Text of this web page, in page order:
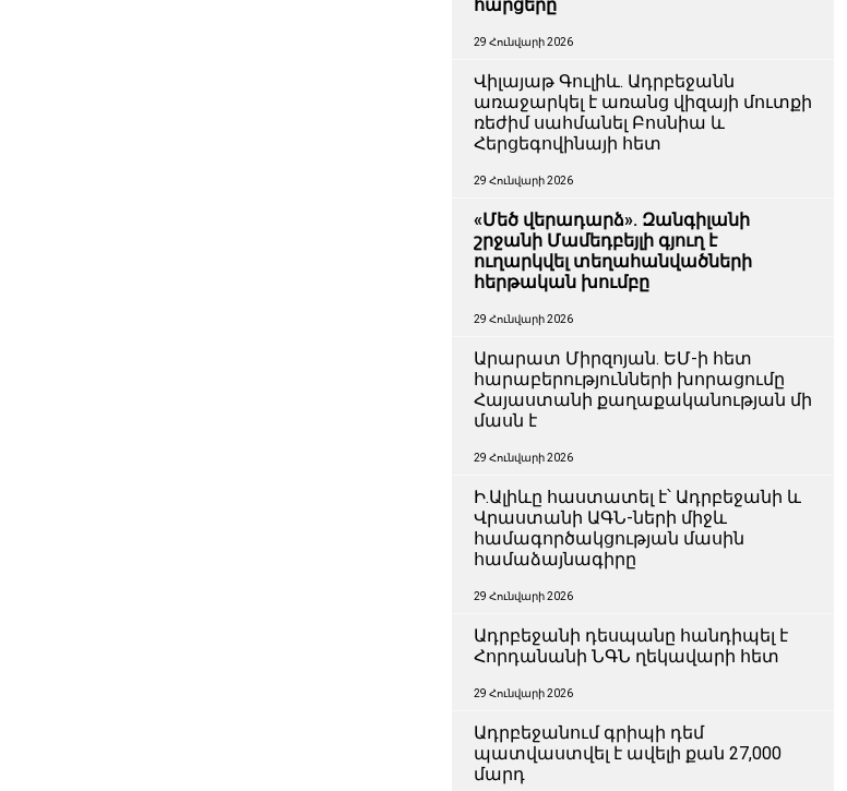
հարցերը
29 Հունվարի 2026
Վիլայաթ Գուլիև. Ադրբեջանն
առաջարկել է առանց վիզայի մուտքի
ռեժիմ սահմանել Բոսնիա և
Հերցեգովինայի հետ
29 Հունվարի 2026
«Մեծ վերադարձ». Զանգիլանի
շրջանի Մամեդբեյլի գյուղ է
ուղարկվել տեղահանվածների
հերթական խումբը
29 Հունվարի 2026
Արարատ Միրզոյան. ԵՄ-ի հետ
հարաբերությունների խորացումը
Հայաստանի քաղաքականության մի
մասն է
29 Հունվարի 2026
Ի.Ալիևը հաստատել է՝ Ադրբեջանի և
Վրաստանի ԱԳՆ-ների միջև
համագործակցության մասին
համաձայնագիրը
29 Հունվարի 2026
Ադրբեջանի դեսպանը հանդիպել է
Հորդանանի ՆԳՆ ղեկավարի հետ
29 Հունվարի 2026
Ադրբեջանում գրիպի դեմ
պատվաստվել է ավելի քան 27,000
մարդ